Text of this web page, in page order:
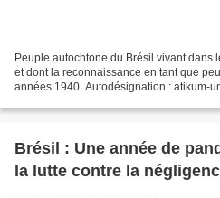
Peuple autochtone du Brésil vivant dans
et dont la reconnaissance en tant que
années 1940. Autodésignation : atikum-
Brésil : Une année de
la lutte contre la